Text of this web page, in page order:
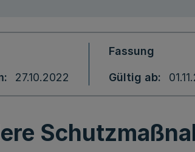
27.10.2022
Fassung
Gültig ab